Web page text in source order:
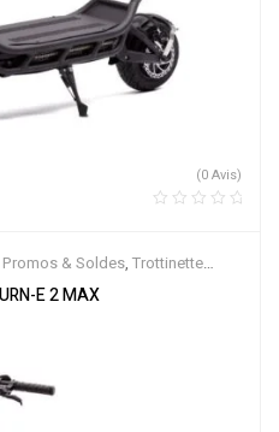
(0 Avis)
Promos & Soldes, Trottinette
E 2 MAX